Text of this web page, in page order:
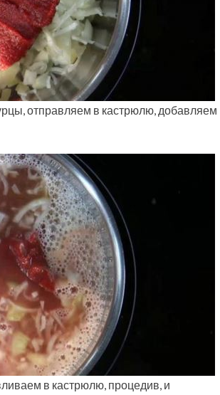
отправляем в кастрюлю, добавляем
в кастрюлю, процедив, и